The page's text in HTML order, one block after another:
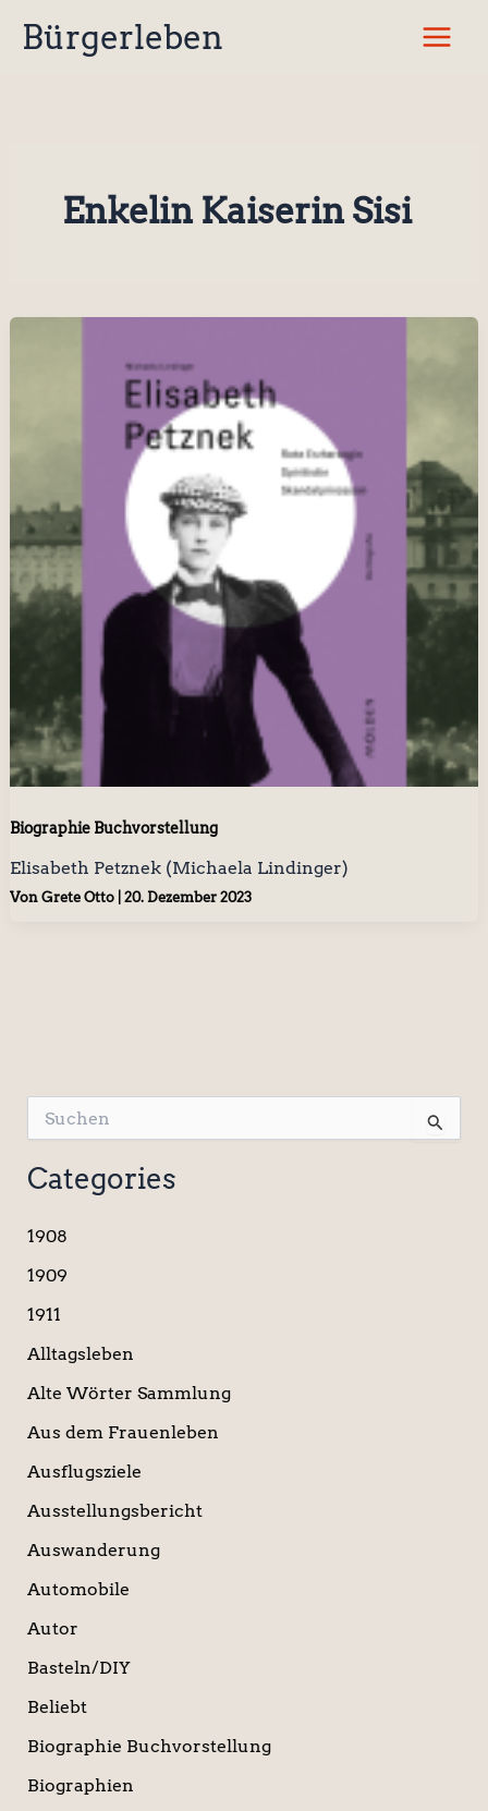
InhaltBürgerleben
Enkelin Kaiserin Sisi
Biographie Buchvorstellung
Elisabeth Petznek (Michaela Lindinger)
Von Grete Otto 20. Dezember 2023
u
c
h
n
a
h
Categories
1908
1909
1911
Alltagsleben
Alte Wörter Sammlung
Aus dem Frauenleben
Ausflugsziele
Ausstellungsbericht
Auswanderung
Automobile
Autor
Basteln/DIY
Beliebt
Biographie Buchvorstellung
Biographien